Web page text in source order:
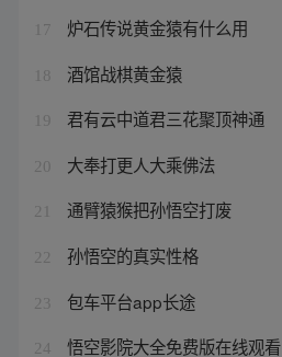
17 炉石传说黄金猿有什么用
18 酒馆战棋黄金猿
19 君有云中道君三花聚顶神通
20 大奉打更人大乘佛法
21 通臂猿猴把孙悟空打废
22 孙悟空的真实性格
23 包车平台app长途
24 悟空影院大全免费版在线观看